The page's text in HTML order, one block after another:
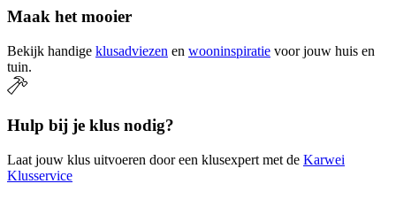
Maak het mooier
Bekijk handige klusadviezen en wooninspiratie voor jouw huis en
tuin.
Hulp bij je klus nodig?
Laat jouw klus uitvoeren door een klusexpert met de Karwei
Klusservice